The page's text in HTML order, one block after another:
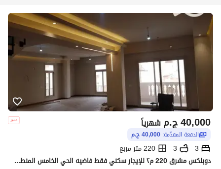
ج.م40,000 شهرياً
الدفعة المقدّمة: 40,000 ج.م
3
3
220 متر مربع
دوبلكس مشرق 220 م٢ للإيجار سكني فقط فاضيه الحي الخامس المنطقه التانيه التجمع الخامس فيلات دور اول وتاني بحريه مطله علي الحديقه الخلفيه